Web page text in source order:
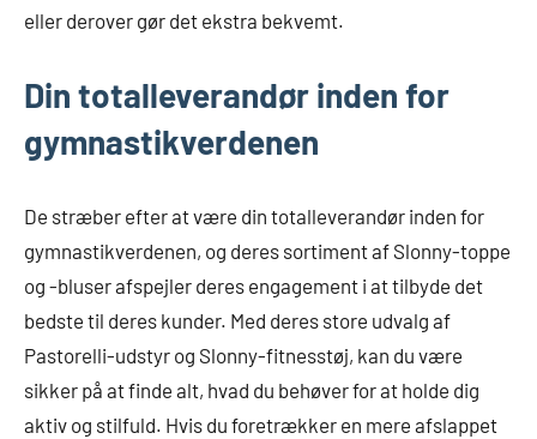
eller derover gør det ekstra bekvemt.
Din totalleverandør inden for
gymnastikverdenen
De stræber efter at være din totalleverandør inden for
gymnastikverdenen, og deres sortiment af Slonny-toppe
og -bluser afspejler deres engagement i at tilbyde det
bedste til deres kunder. Med deres store udvalg af
Pastorelli-udstyr og Slonny-fitnesstøj, kan du være
sikker på at finde alt, hvad du behøver for at holde dig
aktiv og stilfuld. Hvis du foretrækker en mere afslappet